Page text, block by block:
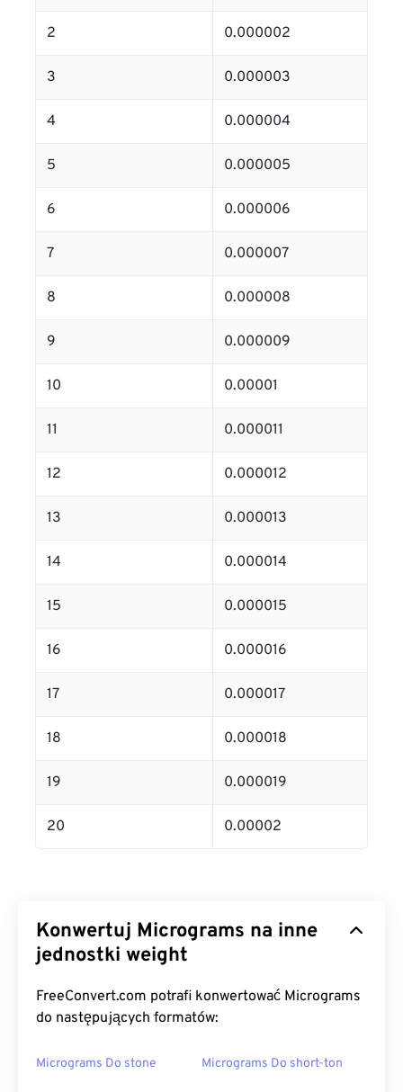
2 0.000002
3 0.000003
4 0.000004
5 0.000005
6 0.000006
7 0.000007
8 0.000008
9 0.000009
10 0.00001
11 0.000011
12 0.000012
13 0.000013
14 0.000014
15 0.000015
16 0.000016
17 0.000017
18 0.000018
19 0.000019
20 0.00002
Konwertuj Micrograms na inne
jednostki weight
FreeConvert.com potrafi konwertować Micrograms
do następujących formatów:
Micrograms Do stone Micrograms Do short-ton